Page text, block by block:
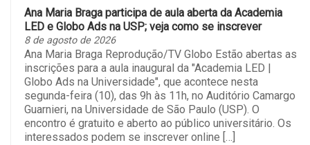
Ana Maria Braga participa de aula aberta da Academia
LED e Globo Ads na USP; veja como se inscrever
8 de agosto de 2026
Ana Maria Braga Reprodução/TV Globo Estão abertas as
inscrições para a aula inaugural da "Academia LED |
Globo Ads na Universidade", que acontece nesta
segunda-feira (10), das 9h às 11h, no Auditório Camargo
Guarnieri, na Universidade de São Paulo (USP). O
encontro é gratuito e aberto ao público universitário. Os
interessados podem se inscrever online […]